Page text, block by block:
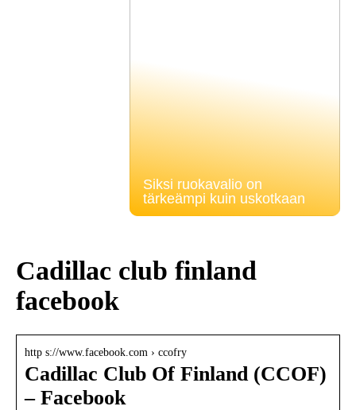
Siksi ruokavalio on
tärkeämpi kuin uskotkaan
Cadillac club finland
facebook
http s://www.facebook.com › ccofry
Cadillac Club Of Finland (CCOF)
– Facebook